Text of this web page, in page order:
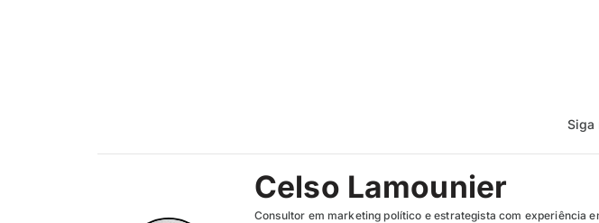
Siga
Celso Lamounier
Consultor em marketing político e estrategista com experiência